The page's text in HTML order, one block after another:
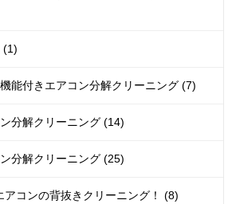
(1)
能付きエアコン分解クリーニング (7)
分解クリーニング (14)
分解クリーニング (25)
アコンの背抜きクリーニング！ (8)